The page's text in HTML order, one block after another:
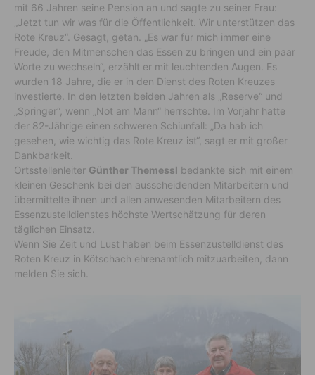
mit 66 Jahren seine Pension an und sagte zu seiner Frau:
„Jetzt tun wir was für die Öffentlichkeit. Wir unterstützen das
Rote Kreuz“. Gesagt, getan. „Es war für mich immer eine
Freude, den Mitmenschen das Essen zu bringen und ein paar
Worte zu wechseln“, erzählt er mit leuchtenden Augen. Es
wurden 18 Jahre, die er in den Dienst des Roten Kreuzes
investierte. In den letzten beiden Jahren als „Reserve“ und
„Springer“, wenn „Not am Mann“ herrschte. Im Vorjahr hatte
der 82-Jährige einen schweren Schiunfall: „Da hab ich
gesehen, wie wichtig das Rote Kreuz ist“, sagt er mit großer
Dankbarkeit.
Ortsstellenleiter Günther Themessl bedankte sich mit einem
kleinen Geschenk bei den ausscheidenden Mitarbeitern und
übermittelte ihnen und allen anwesenden Mitarbeitern des
Essenzustelldienstes höchste Wertschätzung für deren
täglichen Einsatz.
Wenn Sie Zeit und Lust haben beim Essenzustelldienst des
Roten Kreuz in Kötschach ehrenamtlich mitzuarbeiten, dann
melden Sie sich.